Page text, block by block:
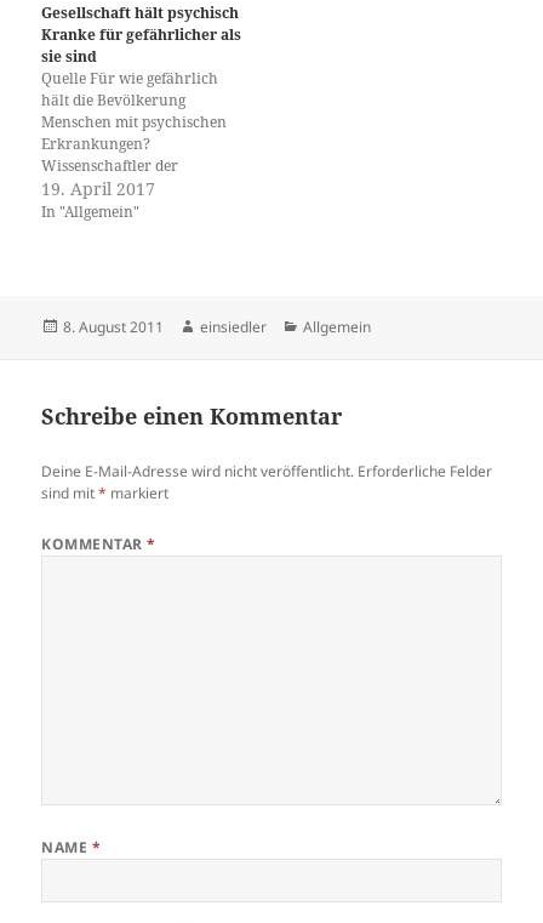
Gesellschaft hält psychisch
Kranke für gefährlicher als
sie sind
Quelle Für wie gefährlich
hält die Bevölkerung
Menschen mit psychischen
Erkrankungen?
Wissenschaftler der
Universität Basel und der
Universitären
Die Fachzeitschrift «Scientific
Reports» hat die Resultate
leiden unter starker sozialer
Stigmatisierung. Zusätzlich
19. April 2017
In "Allgemein"
Veröffentlicht
8. August 2011 Autor
einsiedler Kategorien
Allgemein
Schreibe einen Kommentar
Deine E-Mail-Adresse wird nicht veröffentlicht. Erforderliche Felder
sind mit* markiert
KOMMENTAR*
NAME *